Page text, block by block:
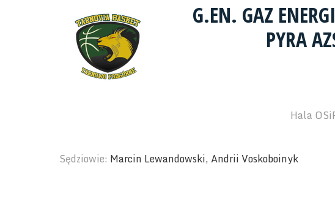
G.EN. GAZ
PYRA
Hala
Sędziowie: Marcin Lewandowski, Andrii Voskoboinyk